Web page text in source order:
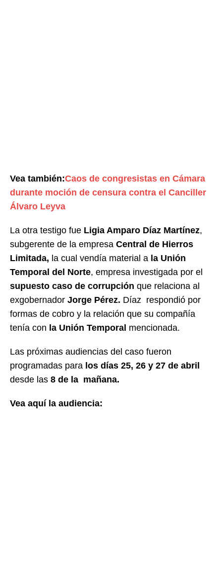
Vea también:Caos de congresistas en Cámara
durante moción de censura contra el Canciller
Álvaro Leyva
La otra testigo fue Ligia Amparo Díaz Martínez,
subgerente de la empresa Central de Hierros
Limitada, la cual vendía material a la Unión
Temporal del Norte, empresa investigada por el
supuesto caso de corrupción que relaciona al
exgobernador Jorge Pérez. Díaz respondió por
formas de cobro y la relación que su compañía
tenía con la Unión Temporal mencionada.
Las próximas audiencias del caso fueron
programadas para los días 25, 26 y 27 de abril
desde las 8 de la mañana.
Vea aquí la audiencia: